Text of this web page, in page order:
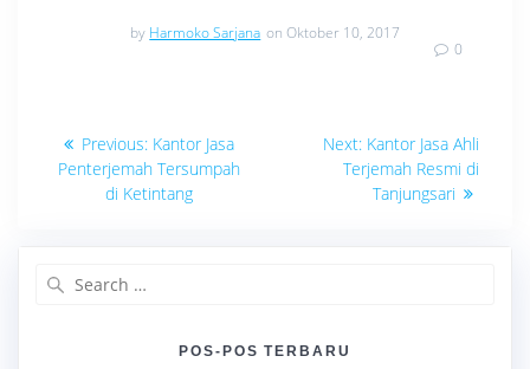
by Harmoko Sarjana on Oktober 10, 2017
0
Navigasi
pos
Previous: Previous
post:
Kantor Jasa
Penterjemah Tersumpah
di Ketintang
Next: Next
post:
Kantor Jasa Ahli
Terjemah Resmi di
Tanjungsari
POS-POS TERBARU